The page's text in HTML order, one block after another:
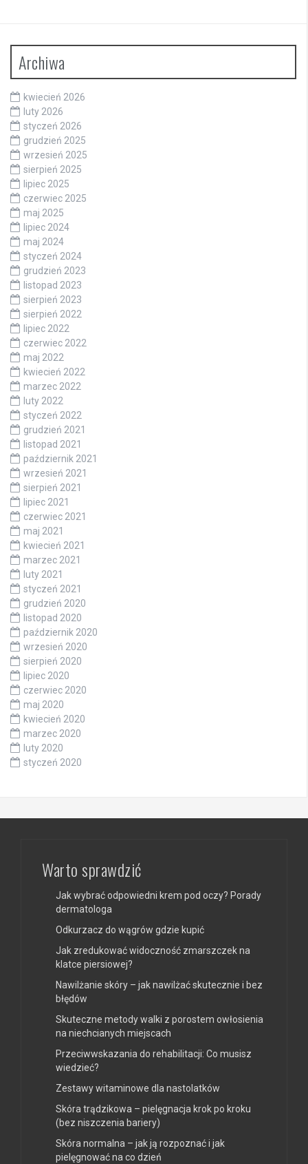
Archiwa
kwiecień 2026
luty 2026
styczeń 2026
grudzień 2025
wrzesień 2025
sierpień 2025
lipiec 2025
czerwiec 2025
maj 2025
lipiec 2024
maj 2024
styczeń 2024
grudzień 2023
listopad 2023
sierpień 2023
sierpień 2022
lipiec 2022
czerwiec 2022
maj 2022
kwiecień 2022
marzec 2022
luty 2022
styczeń 2022
grudzień 2021
listopad 2021
październik 2021
wrzesień 2021
sierpień 2021
lipiec 2021
czerwiec 2021
maj 2021
kwiecień 2021
marzec 2021
luty 2021
styczeń 2021
grudzień 2020
listopad 2020
październik 2020
wrzesień 2020
sierpień 2020
lipiec 2020
czerwiec 2020
maj 2020
kwiecień 2020
marzec 2020
luty 2020
styczeń 2020
Warto sprawdzić
Jak wybrać odpowiedni krem pod oczy? Porady
dermatologa
Odkurzacz do wągrów gdzie kupić
Jak zredukować widoczność zmarszczek na
klatce piersiowej?
Nawilżanie skóry – jak nawilżać skutecznie i bez
błędów
Skuteczne metody walki z porostem owłosienia
na niechcianych miejscach
Przeciwwskazania do rehabilitacji: Co musisz
wiedzieć?
Zestawy witaminowe dla nastolatków
Skóra trądzikowa – pielęgnacja krok po kroku
(bez niszczenia bariery)
Skóra normalna – jak ją rozpoznać i jak
pielęgnować na co dzień